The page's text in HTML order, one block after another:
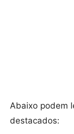
Abaixo podem
destacados: